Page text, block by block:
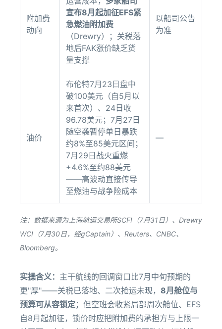
附加费
动向
宣布8月起加征EFS紧
急燃油附加费
（Drewry）；关税落
地后FAK涨价缺乏货
量支撑
以船司公告
为准
油价
布伦特7月23日盘中
破100美元（自5月以
来首次）、24日收
96.78美元；7月27日
随空袭暂停单日暴跌
约8%至85美元区间；
7月29日战火重燃
+4.6%至约88美元
——高波动直接传导
至燃油与战争险成本
—
注：数据来源为上海航运交易所SCFI（7月31日）、Drewry
WCI（7月30日，经gCaptain）、Reuters、CNBC、
Bloomberg。
实操含义： 主干航线的回调窗口比7月中旬预期的
更"厚"——关税已落地、二次抢运未现， 8月舱位与
预算可从容锁定；但空班会收紧局部周次舱位、EFS
自8月起加征，锁价时应把附加费的承担方与上限一